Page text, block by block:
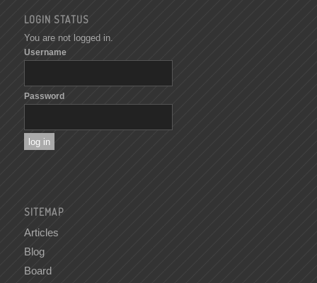
LOGIN STATUS
You are not logged in.
Username
Password
SITEMAP
Articles
Blog
Board